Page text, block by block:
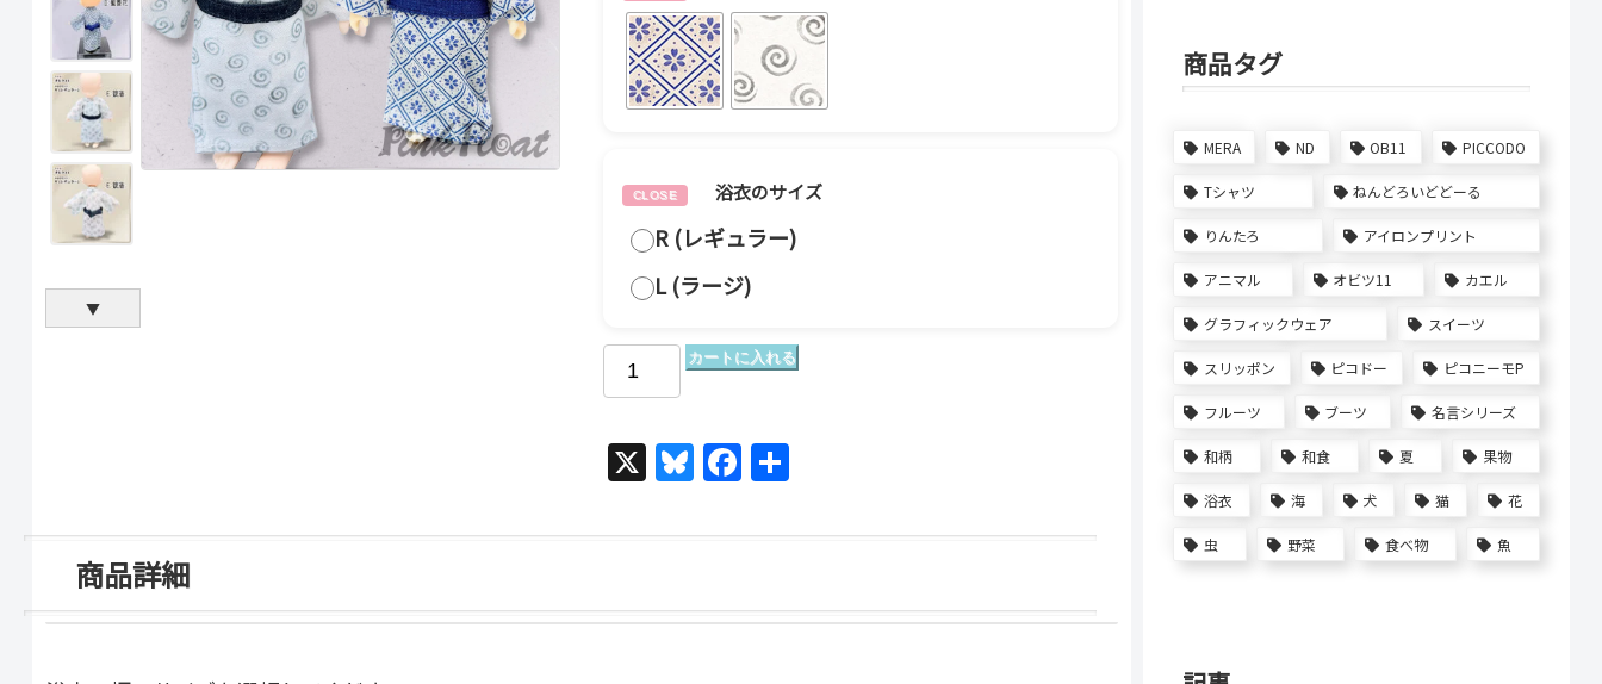
▼
浴衣のサイズ
R (レギュラー)
L (ラージ)
カートに入れる
X Bl
u
e
k
F
a
c
b
商品詳細
商品タグ
MERA ND OB11 PICCODO
Tシャツ ねんどろいどどーる
りんたろ アイロンプリント
アニマル オビツ11 カエル
グラフィックウェア スイーツ
スリッポン ピコドー ピコニーモP
フルーツ ブーツ 名言シリーズ
和柄 和食 夏 果物
浴衣 海 犬 猫 花
虫 野菜 食べ物 魚